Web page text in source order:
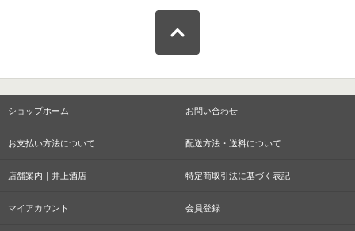
ショップホーム お問い合わせ
お支払い方法について 配送方法・送料について
店舗案内｜井上酒店 特定商取引法に基づく表記
マイアカウント 会員登録